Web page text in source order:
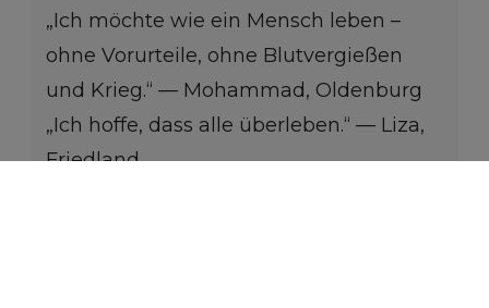
„Ich möchte wie ein Mensch leben –
ohne Vorurteile, ohne Blutvergießen
und Krieg.“ — Mohammad, Oldenburg
„Ich hoffe, dass alle überleben.“ — Liza,
Friedland